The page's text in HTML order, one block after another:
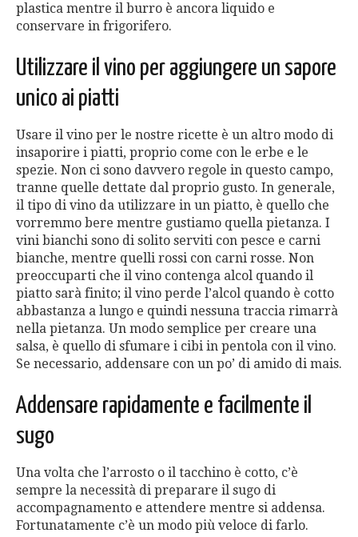
plastica mentre il burro è ancora liquido e
conservare in frigorifero.
Utilizzare il vino per aggiungere un sapore
unico ai piatti
Usare il vino per le nostre ricette è un altro modo di
insaporire i piatti, proprio come con le erbe e le
spezie. Non ci sono davvero regole in questo campo,
tranne quelle dettate dal proprio gusto. In generale,
il tipo di vino da utilizzare in un piatto, è quello che
vorremmo bere mentre gustiamo quella pietanza. I
vini bianchi sono di solito serviti con pesce e carni
bianche, mentre quelli rossi con carni rosse. Non
preoccuparti che il vino contenga alcol quando il
piatto sarà finito; il vino perde l’alcol quando è cotto
abbastanza a lungo e quindi nessuna traccia rimarrà
nella pietanza. Un modo semplice per creare una
salsa, è quello di sfumare i cibi in pentola con il vino.
Se necessario, addensare con un po’ di amido di mais.
Addensare rapidamente e facilmente il
sugo
Una volta che l’arrosto o il tacchino è cotto, c’è
sempre la necessità di preparare il sugo di
accompagnamento e attendere mentre si addensa.
Fortunatamente c’è un modo più veloce di farlo.